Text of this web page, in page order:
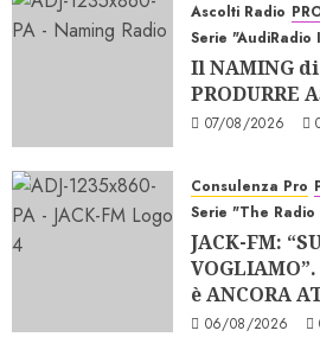
Ascolti Radio
Serie "AudiRadio
Il NAMING
PRODURRE
07/08/2026
Consulenza Pro
Serie "The
JACK-FM:
è ANCORA
06/08/2026